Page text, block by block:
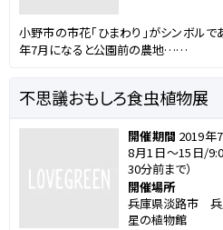
小野市の市花「ひまわり」がシンボルで
年7月になると公園前の農地……
不思議おもしろ食虫植物展
開催期間 2019年
8月1日～15日/
30分前まで）
開催場所
兵庫県淡路市
星の植物館